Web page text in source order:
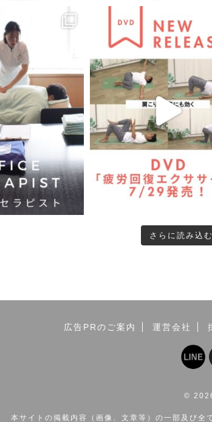
さらに読み込む
広告PRのご案内 運営会社
©
本サイトの掲載内容（画像、文章等）の一部及び